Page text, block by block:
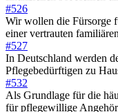
#526
Wir wollen die Fürsorge
einer vertrauten
#527
In Deutschland werden
Pflegebedürftigen zu
#532
Als Grundlage für die
für pflegewillige